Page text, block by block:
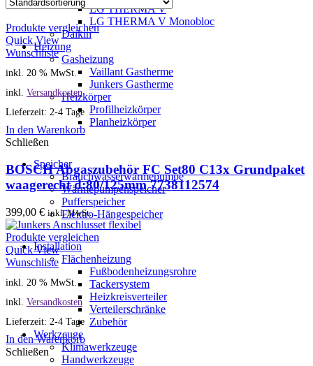
LG THERMA V
LG THERMA V Monobloc
Daikin
Heizung
Gasheizung
Vaillant Gastherme
Junkers Gastherme
Heizkörper
Profilheizkörper
Planheizkörper
Speicher
Brauchwasserwärmepumpe
Wärmepumpenspeicher
Pufferspeicher
Elektro-Hängespeicher
Installation
Flächenheizung
Fußbodenheizungsrohre
Tackersystem
Heizkreisverteiler
Verteilerschränke
Zubehör
Werkzeuge
Klimawerkzeuge
Handwerkzeuge
Produkte vergleichen
Quick View
Wunschliste
inkl. 20 % MwSt.
inkl. Versandkosten
Lieferzeit: 2-4 Tage
In den Warenkorb
Schließen
BOSCH Abgaszubehör FC Set80 C13x Grundpaket
waagerecht d:80/125mm 7738112574
399,00 € inkl. MwSt.
Produkte vergleichen
Quick View
Wunschliste
inkl. 20 % MwSt.
inkl. Versandkosten
Lieferzeit: 2-4 Tage
In den Warenkorb
Schließen